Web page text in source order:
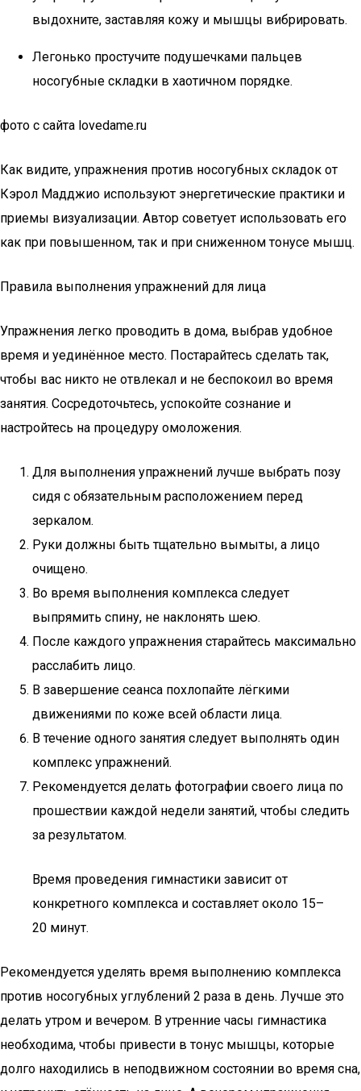
выдохните, заставляя кожу и мышцы вибрировать.
Легонько простучите подушечками пальцев
носогубные складки в хаотичном порядке.
фото с сайта lovedame.ru
Как видите, упражнения против носогубных складок от
Кэрол Мадджио используют энергетические практики и
приемы визуализации. Автор советует использовать его
как при повышенном, так и при сниженном тонусе мышц.
Правила выполнения упражнений для лица
Упражнения легко проводить в дома, выбрав удобное
время и уединённое место. Постарайтесь сделать так,
чтобы вас никто не отвлекал и не беспокоил во время
занятия. Сосредоточьтесь, успокойте сознание и
настройтесь на процедуру омоложения.
Для выполнения упражнений лучше выбрать позу
сидя с обязательным расположением перед
зеркалом.
Руки должны быть тщательно вымыты, а лицо
очищено.
Во время выполнения комплекса следует
выпрямить спину, не наклонять шею.
После каждого упражнения старайтесь максимально
расслабить лицо.
В завершение сеанса похлопайте лёгкими
движениями по коже всей области лица.
В течение одного занятия следует выполнять один
комплекс упражнений.
Рекомендуется делать фотографии своего лица по
прошествии каждой недели занятий, чтобы следить
за результатом.
Время проведения гимнастики зависит от
конкретного комплекса и составляет около 15–
20 минут.
Рекомендуется уделять время выполнению комплекса
против носогубных углублений 2 раза в день. Лучше это
делать утром и вечером. В утренние часы гимнастика
необходима, чтобы привести в тонус мышцы, которые
долго находились в неподвижном состоянии во время сна,